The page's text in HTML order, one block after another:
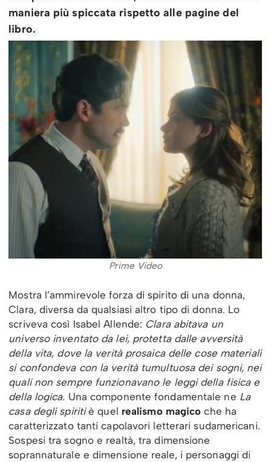
maniera più spiccata rispetto alle pagine del
libro.
Prime Video
Mostra l’ammirevole forza di spirito di una donna,
Clara, diversa da qualsiasi altro tipo di donna. Lo
scriveva così Isabel Allende: Clara abitava un
universo inventato da lei, protetta dalle avversità
della vita, dove la verità prosaica delle cose materiali
si confondeva con la verità tumultuosa dei sogni, nei
quali non sempre funzionavano le leggi della fisica e
della logica. Una componente fondamentale ne La
casa degli spiritiè quel realismo magico che ha
caratterizzato tanti capolavori letterari sudamericani.
Sospesi tra sogno e realtà, tra dimensione
soprannaturale e dimensione reale, i personaggi di